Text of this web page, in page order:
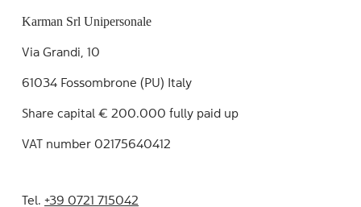
Karman Srl Unipersonale
Via Grandi, 10
61034 Fossombrone (PU) Italy
Share capital € 200.000 fully paid up
VAT number 02175640412
Tel.+39 0721 715042